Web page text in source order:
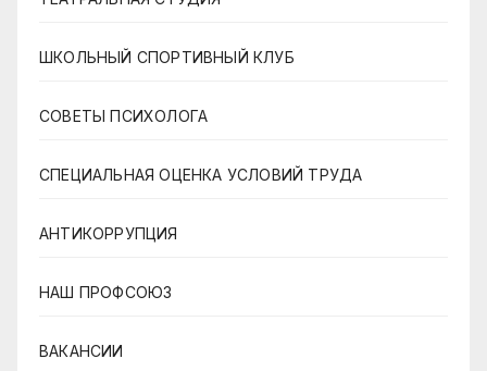
ШКОЛЬНЫЙ СПОРТИВНЫЙ КЛУБ
СОВЕТЫ ПСИХОЛОГА
СПЕЦИАЛЬНАЯ ОЦЕНКА УСЛОВИЙ ТРУДА
АНТИКОРРУПЦИЯ
НАШ ПРОФСОЮЗ
ВАКАНСИИ